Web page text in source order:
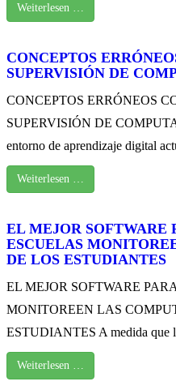
Weiterlesen …
CONCEPTOS
SUPERVISIÓN DE
CONCEPTOS ERRÓNEOS
SUPERVISIÓN DE
entorno de aprendizaje digital
Weiterlesen …
EL MEJOR SOFTWARE
ESCUELAS
DE LOS ESTUDIANTES
EL MEJOR SOFTWARE
MONITOREEN LAS
ESTUDIANTES A medida que
Weiterlesen …